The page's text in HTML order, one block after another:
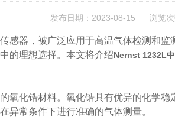
发布日期：2023-08-15 浏览次
器，被广泛应用于高温气体检测和监
的理想选择。本文将介绍Nernst 1232L
化锆材料。氧化锆具有优异的化学稳
异常条件下进行准确的气体测量。